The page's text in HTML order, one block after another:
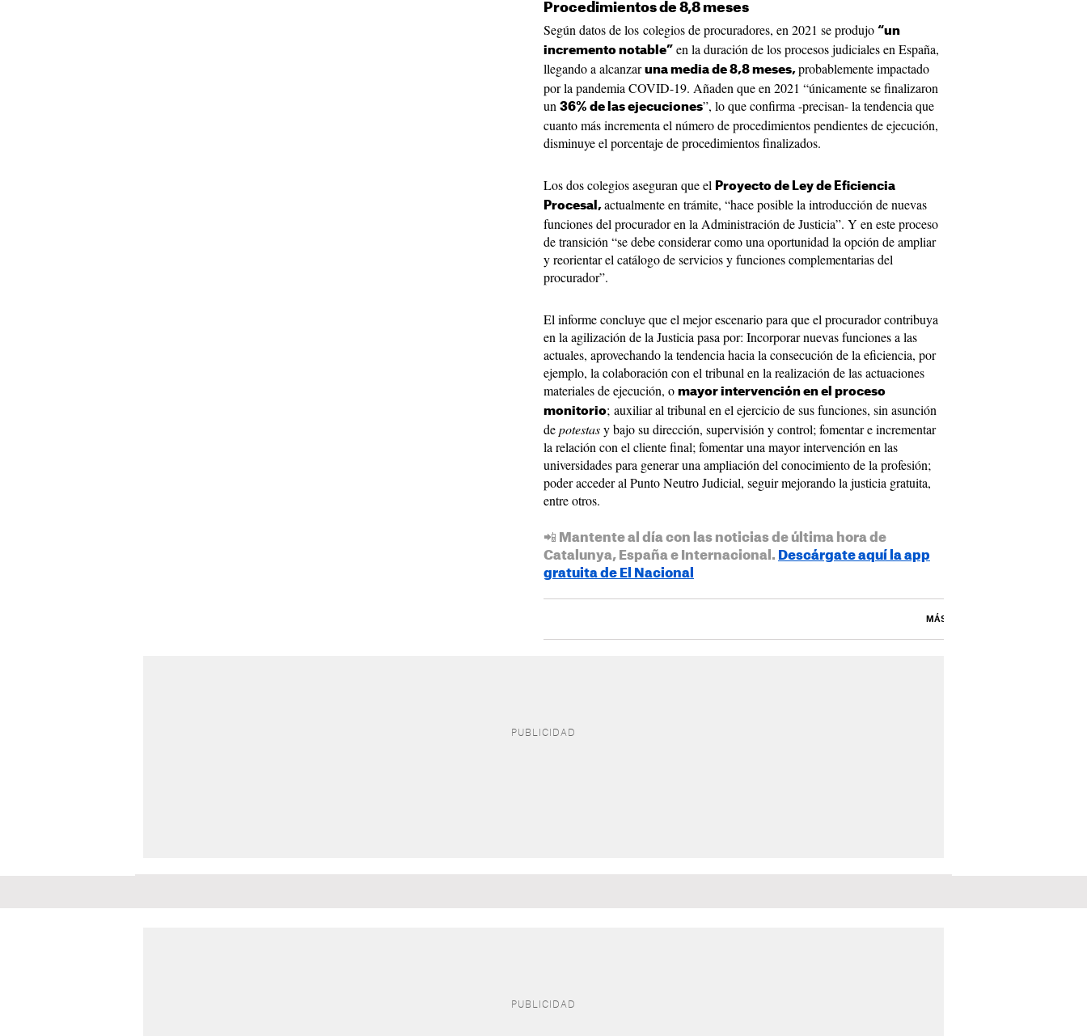
Procedimientos de 8,8 meses
Según datos de los colegios de procuradores, en 2021 se produjo “un
incremento notable” en la duración de los procesos judiciales en España,
llegando a alcanzar una media de 8,8 meses, probablemente impactado
por la pandemia COVID-19. Añaden que en 2021 “únicamente se finalizaron
un 36% de las ejecuciones”, lo que confirma -precisan- la tendencia que
cuanto más incrementa el número de procedimientos pendientes de ejecución,
disminuye el porcentaje de procedimientos finalizados.
Los dos colegios aseguran que el Proyecto de Ley de Eficiencia
Procesal, actualmente en trámite, “hace posible la introducción de nuevas
funciones del procurador en la Administración de Justicia”. Y en este proceso
de transición “se debe considerar como una oportunidad la opción de ampliar
y reorientar el catálogo de servicios y funciones complementarias del
procurador”.
El informe concluye que el mejor escenario para que el procurador contribuya
en la agilización de la Justicia pasa por: Incorporar nuevas funciones a las
actuales, aprovechando la tendencia hacia la consecución de la eficiencia, por
ejemplo, la colaboración con el tribunal en la realización de las actuaciones
materiales de ejecución, o mayor intervención en el proceso
monitorio; auxiliar al tribunal en el ejercicio de sus funciones, sin asunción
depotestasy bajo su dirección, supervisión y control; fomentar e incrementar
la relación con el cliente final; fomentar una mayor intervención en las
universidades para generar una ampliación del conocimiento de la profesión;
poder acceder al Punto Neutro Judicial, seguir mejorando la justicia gratuita,
entre otros.
📲 Mantente al día con las noticias de última hora de
Catalunya, España e Internacional. Descárgate aquí la app
gratuita de El Nacional
MÁS